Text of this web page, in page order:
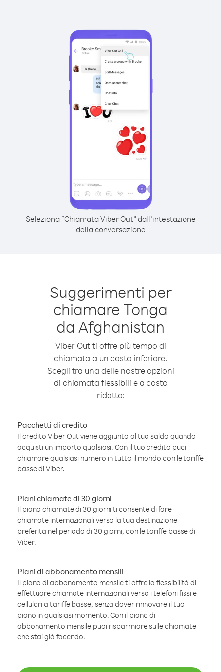
Seleziona “Chiamata Viber Out” dall’intestazione
della conversazione
Suggerimenti per
chiamare Tonga
da Afghanistan
Viber Out ti offre più tempo di
chiamata a un costo inferiore.
Scegli tra una delle nostre opzioni
di chiamata flessibili e a costo
ridotto:
Pacchetti di credito
Il credito Viber Out viene aggiunto al tuo saldo quando
acquisti un importo qualsiasi. Con il tuo credito puoi
chiamare qualsiasi numero in tutto il mondo con le tariffe
basse di Viber.
Piani chiamate di 30 giorni
Il piano chiamate di 30 giorni ti consente di fare
chiamate internazionali verso la tua destinazione
preferita nel periodo di 30 giorni, con le tariffe basse di
Viber.
Piani di abbonamento mensili
Il piano di abbonamento mensile ti offre la flessibilità di
effettuare chiamate internazionali verso i telefoni fissi e
cellulari a tariffe basse, senza dover rinnovare il tuo
piano in qualsiasi momento. Con il piano di
abbonamento mensile puoi risparmiare sulle chiamate
che stai già facendo.